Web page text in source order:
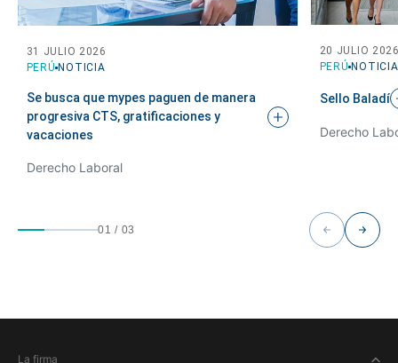
PERÚ NOTICIA
31 JULIO 2026
Se busca que mypes paguen de manera
progresiva CTS, gratificaciones y
vacaciones
Derecho Laboral
PERÚ NOTICIA
20 JULIO
Sello Baladí
Derecho
01 / 03
La firma